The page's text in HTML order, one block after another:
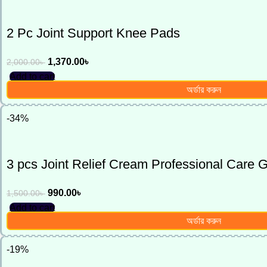
2 Pc Joint Support Knee Pads
2,000.00৳ 1,370.00৳
Add to cart
অর্ডার করুন
-34%
3 pcs Joint Relief Cream Professional Care
1,500.00৳ 990.00৳
Add to cart
অর্ডার করুন
-19%